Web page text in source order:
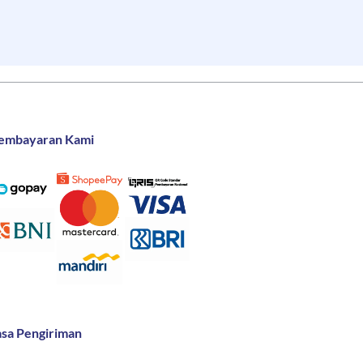
Kami
Pengiriman